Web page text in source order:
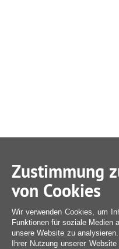
Zustimmung
von Cookies
Wir verwenden Cookies, um
Funktionen für soziale Medien
unsere Website zu
Ihrer Nutzung unserer